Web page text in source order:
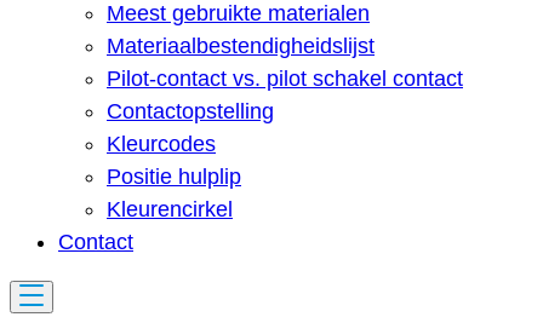
Meest gebruikte materialen
Materiaalbestendigheidslijst
Pilot-contact vs. pilot schakel contact
Contactopstelling
Kleurcodes
Positie hulplip
Kleurencirkel
Contact